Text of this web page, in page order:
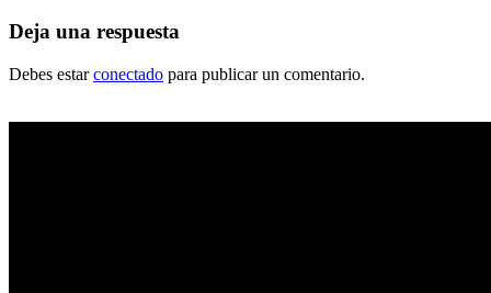
Deja una respuesta
Debes estarconectado para publicar un comentario.